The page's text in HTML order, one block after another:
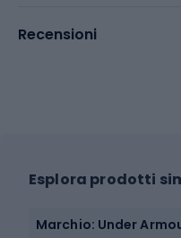
Recensioni
Esplora prodotti
Marchio: Under